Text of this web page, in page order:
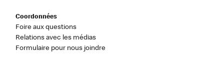
Coordonnées
Foire aux questions
Relations avec les médias
Formulaire pour nous joindre